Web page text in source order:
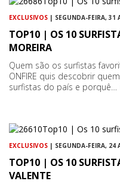
EXCLUSIVOS | SEGUNDA-FEIRA, 31
TOP10 | OS 10
MOREIRA
Quem são os surfistas
ONFIRE quis descobrir
surfistas do país e porquê…
EXCLUSIVOS | SEGUNDA-FEIRA, 24
TOP10 | OS 10
VALENTE